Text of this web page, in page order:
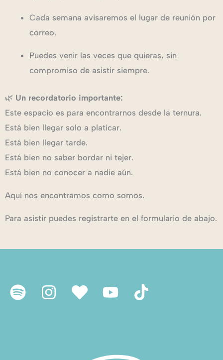
Cada semana avisaremos el lugar de reunión por
correo.
Puedes venir las veces que quieras, sin
compromiso de asistir siempre.
🌿 Un recordatorio importante:
Este espacio es para encontrarnos desde la ternura.
Está bien llegar solo a platicar.
Está bien llegar tarde.
Está bien no saber bordar ni tejer.
Está bien no conocer a nadie aún.
Aquí nos encontramos como somos.
Para asistir puedes registrarte en el formulario de abajo.